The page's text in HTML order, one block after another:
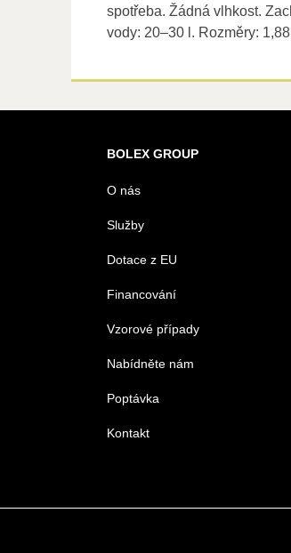
spotřeba. Žádná vlhkost.
vody: 20–30 l. Rozměry:
BOLEX GROUP
O nás
Služby
Dotace z EU
Financování
Vzorové případy
Nabídněte nám
Poptávka
Kontakt